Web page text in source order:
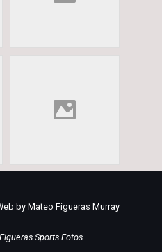
by Mateo Figueras Murray
Sports Fotos